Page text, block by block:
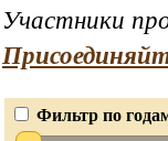
Участники
Фильтр по